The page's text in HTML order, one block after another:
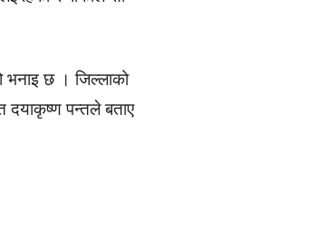
भनाइ छ । जिल्लाको
दयाकृष्ण पन्तले बताए